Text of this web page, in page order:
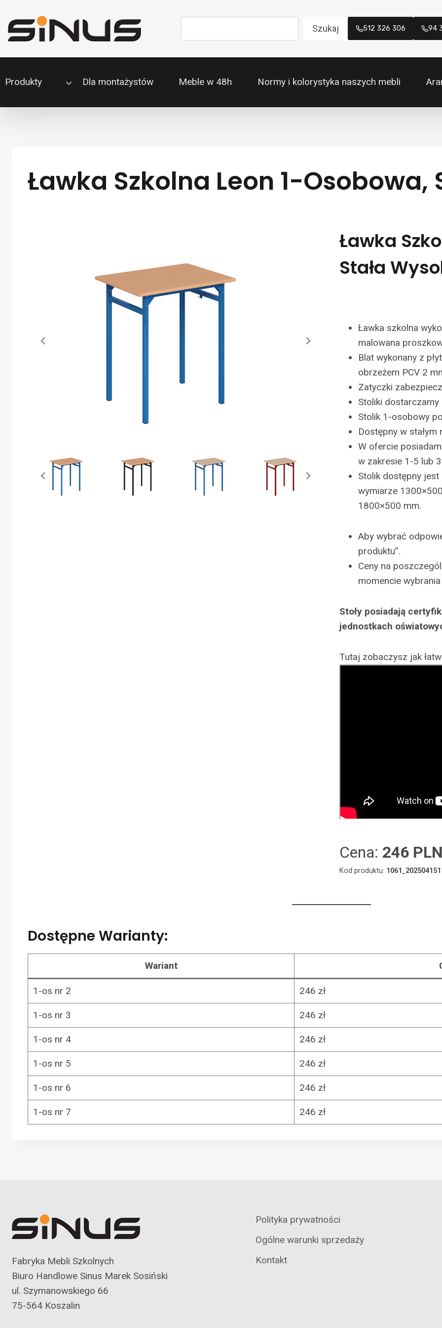
do
treści
Szukaj 512 326 306 94
Produkty Dla montażystów Meble w 48h Normy i kolorystyka naszych mebli
Ławka Szkolna Leon 1-Osobowa,
Ławka
Stała
Ławka szkolna
malowana
Blat wykonany z
obrzeżem PCV 2
Zatyczki
Stoliki dostarczamy
Stolik 1-osobowy
Dostępny w
W ofercie
w zakresie 1-5 lub
Stolik dostępny
wymiarze
1800×500 mm.
Aby wybrać
produktu”.
Ceny na
momencie
Stoły posiadają
jednostkach
Tutaj zobaczysz jak
Cena: 246 PLN
Kod produktu:
Dostępne Warianty:
Wariant
1-os nr 2 246 zł
1-os nr 3 246 zł
1-os nr 4 246 zł
1-os nr 5 246 zł
1-os nr 6 246 zł
1-os nr 7 246 zł
Fabryka Mebli Szkolnych
Biuro Handlowe Sinus Marek Sosiński
ul. Szymanowskiego 66
75-564 Koszalin
Polityka prywatności
Ogólne warunki sprzedaży
Kontakt